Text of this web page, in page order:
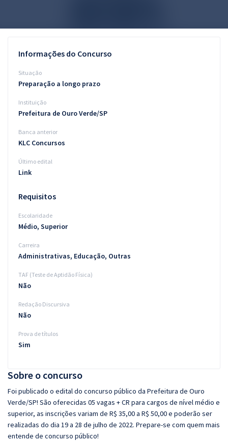
Questões grátis
Blog
Aprovados
Atendimento
Sobre o concurso
Foi publicado o edital do concurso público da Prefeitura de Ouro
Verde/SP! São oferecidas 05 vagas + CR para cargos de nível médio e
superior, as inscrições variam de R$ 35,00 a R$ 50,00 e poderão ser
realizadas do dia 19 a 28 de julho de 2022. Prepare-se com quem mais
entende de concurso público!
Informações do Concurso
Situação
Preparação a longo prazo
Instituição
Prefeitura de Ouro Verde/SP
Banca anterior
KLC Concursos
Último edital
Link
Requisitos
Escolaridade
Médio, Superior
Carreira
Administrativas, Educação, Outras
TAF (Teste de Aptidão Física)
Não
Redação Discursiva
Não
Prova de títulos
Sim